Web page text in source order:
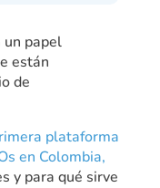
un papel
están
de
plataforma
en Colombia,
y para qué sirve